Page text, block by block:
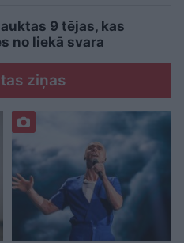
9 tējas, kas
no liekā svara
ziņas